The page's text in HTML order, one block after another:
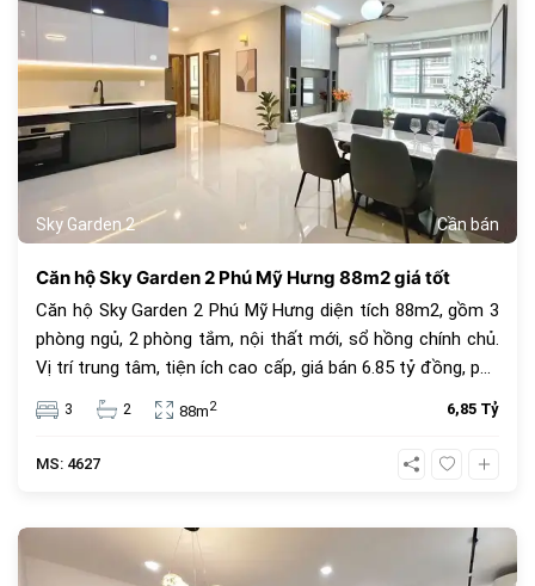
Sky Garden 2 Cần bán
Căn hộ Sky Garden 2 Phú Mỹ Hưng 88m2 giá tốt
Căn hộ Sky Garden 2 Phú Mỹ Hưng diện tích 88m2, gồm 3
phòng ngủ, 2 phòng tắm, nội thất mới, sổ hồng chính chủ.
Vị trí trung tâm, tiện ích cao cấp, giá bán 6.85 tỷ đồng, phù
hợp để ở hoặc đầu tư.
3 2 88m2 6,85 Tỷ
MS: 4627